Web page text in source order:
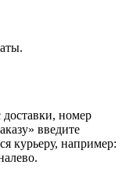
номер
введите
курьеру, например: